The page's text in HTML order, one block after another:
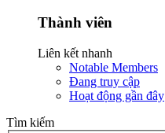
Thành viên
Liên kết nhanh
Notable Members
Đang truy cập
Hoạt động gần đây
Tìm kiếm